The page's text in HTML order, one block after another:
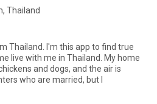
Thailand
this app to find true
live with me in Thailand. My home
and dogs, and the air is
who are married, but I